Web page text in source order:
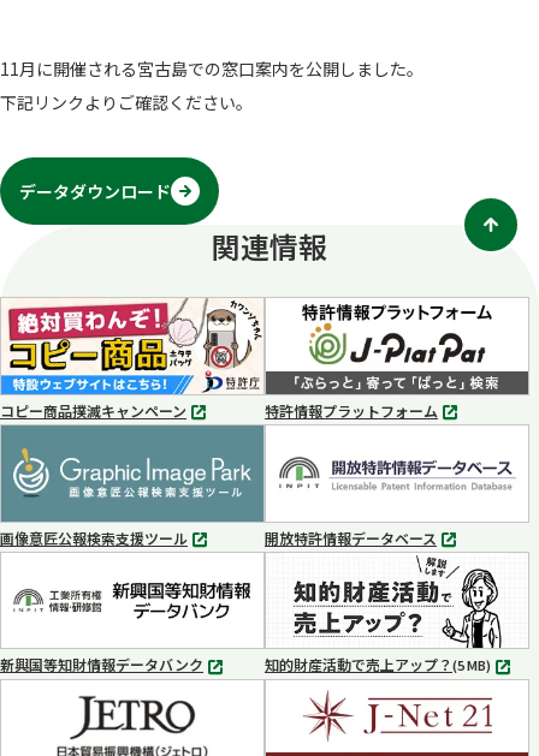
11月に開催される宮古島での窓口案内を公開しました。
下記リンクよりご確認ください。
データダウンロード
関連情報
コピー商品撲滅キャンペーン
別
で
開
く
特許情報プラットフォーム
別
ブ
で
く
画像意匠公報検索支援ツール
別
ブ
で
く
開放特許情報データベース
別
タ
ブ
で
開
く
新興国等知財情報データバンク
別
知的財産活動で売上アップ？(5 MB) MP4